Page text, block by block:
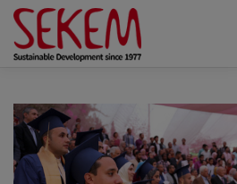
Zum
Inhalt
springen
ÜBER UNS WIRTSCHAFT
KULTUR ÖKOLOGIE